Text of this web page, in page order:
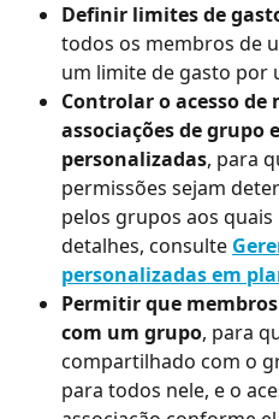
Definir limites de
todos os membros de
um limite de gasto por
Controlar o acesso de
associações de grupo
personalizadas, para
permissões sejam
pelos grupos aos
detalhes, consulte
personalizadas em
Permitir que
com um grupo, para
compartilhado com o
para todos nele, e o